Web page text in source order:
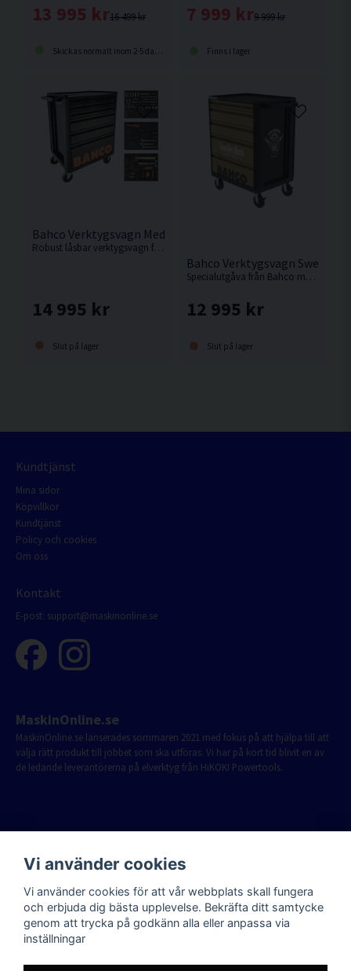
16 499 kr
13 995 kr
Skickas normalt inom 2-5 dagar
9 999 kr
7 999 kr
Finns i lager
Bahco Verktygsvagn Med 6 Lådor & 216 Verktyg
Robust låsbar verktygsvagn från Bahco med 216 verktyg.
14 995 kr
Slut på lager
Bahco Verktygsvagn Sweden
Specialutgåva från Bahco med Sweden Rock tema i endast 40st exemplar. I vagnen ingår även 2st ölglas & 2st whiskyglas.
12 995 kr
Slut på lager
Kundtjänst
Mina sidor
Köpvillkor
Kundtjänst
Policy och cookies
Om oss
Kontakt
E-post: support@maskinonline.se
MaskinOnline.se
MaskinOnline.se lanserades sommaren 2021 med fokus på att hjälpa till att
välja rätt produkt till jobbet som ska utföras. Vi har på kort tid blivit en av
de ledande leverantörerna på elverktyg från HiKOKI Powertools.
Vi använder cookies
Vi använder cookies för att vår webbplats skall fungera
och erbjuda dig bästa upplevelse. Bekräfta ditt samtycke
genom att trycka på godkänn alla eller anpassa via
inställningar